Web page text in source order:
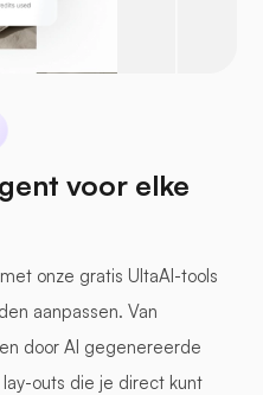
voor elke
onze gratis UltaAI-tools
aanpassen. Van
door AI gegenereerde
outs die je direct kunt